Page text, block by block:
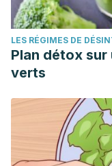
LES RÉGIMES DE
Plan détox sur
verts